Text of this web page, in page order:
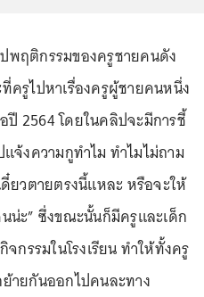
พฤติกรรมของครูชายคนดัง
ครูไปหาเรื่องครูผู้ชายคนหนึ่ง
ปี 2564 โดยในคลิปจะมีการชี้
จ้งความกูทำไม ทำไมไม่ถาม
ยวตายตรงนี้แหละ หรือจะให้
ะ” ซึ่งขณะนั้นก็มีครูและเด็ก
กรรมในโรงเรียน ทำให้ทั้งครู
ายกันออกไปคนละทาง